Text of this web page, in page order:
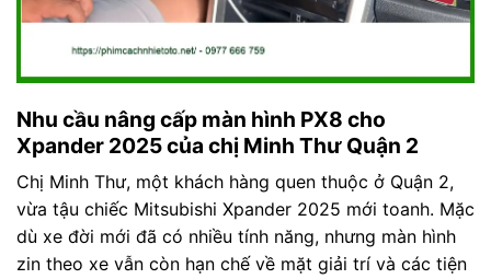
Nhu cầu nâng cấp màn hình PX8 cho
Xpander 2025 của chị Minh Thư Quận 2
Chị Minh Thư, một khách hàng quen thuộc ở Quận 2,
vừa tậu chiếc Mitsubishi Xpander 2025 mới toanh. Mặc
dù xe đời mới đã có nhiều tính năng, nhưng màn hình
zin theo xe vẫn còn hạn chế về mặt giải trí và các tiện